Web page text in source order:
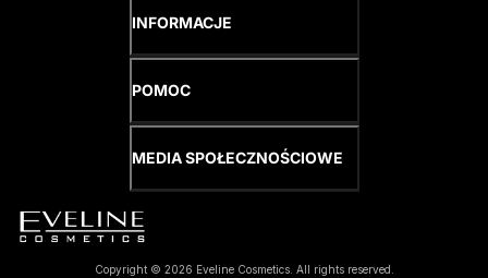
INFORMACJE
POMOC
MEDIA SPOŁECZNOŚCIOWE
Copyright © 2026 Eveline Cosmetics. All rights reserved.